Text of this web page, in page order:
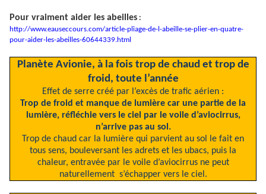
Pour vraiment aider les abeilles :
http://www.eauseccours.com/article-pliage-de-l-abeille-se-plier-en-quatre-
pour-aider-les-abeilles-60644339.html
Planète Avionie, à la fois trop de chaud et trop de
froid, toute l’année
Effet de serre créé par l’excès de trafic aérien :
Trop de froid et manque de lumière car une partie de la
lumière, réfléchie vers le ciel par le voile d’aviocirrus,
n’arrive pas au sol.
Trop de chaud car la lumière qui parvient au sol le fait en
tous sens, bouleversant les adrets et les ubacs, puis la
chaleur, entravée par le voile d’aviocirrus ne peut
naturellement s’échapper vers le ciel.